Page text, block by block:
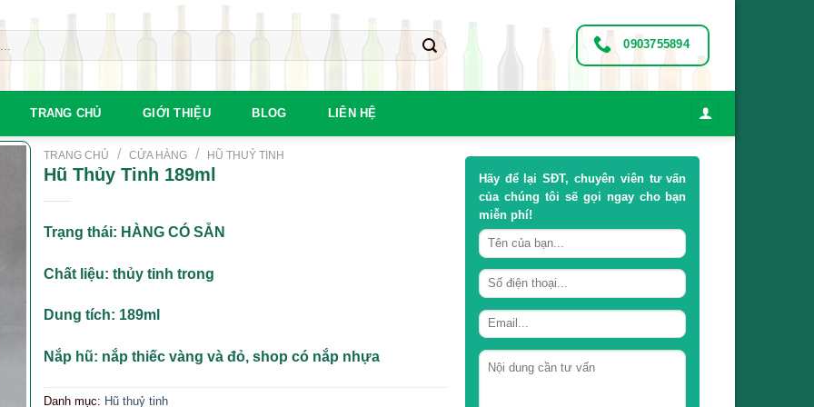
0903755894
TRANG CHỦ GIỚI THIỆU BLOG LIÊN HỆ
TRANG CHỦ / CỬA HÀNG / HŨ THUỶ TINH
Hũ Thủy Tinh 189ml
Trạng thái: HÀNG CÓ SẴN
Chất liệu: thủy tinh trong
Dung tích: 189ml
Nắp hũ: nắp thiếc vàng và đỏ, shop có nắp nhựa
Danh mục: Hũ thuỷ tinh
Hãy để lại SĐT, chuyên viên tư vấn
của chúng tôi sẽ gọi ngay cho bạn
miễn phí!